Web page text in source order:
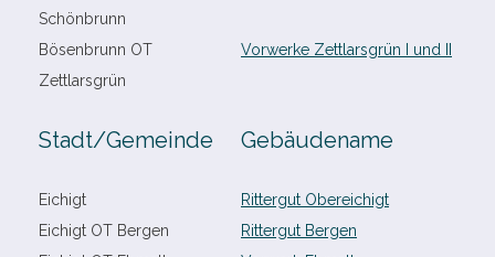
Schönbrunn
Bösenbrunn OT
Zettlarsgrün
Vorwerke Zettlarsgrün I und II
Stadt/​Gemeinde Gebäudename
Eichigt
Rittergut Obereichigt
Eichigt OT Bergen
Rittergut Bergen